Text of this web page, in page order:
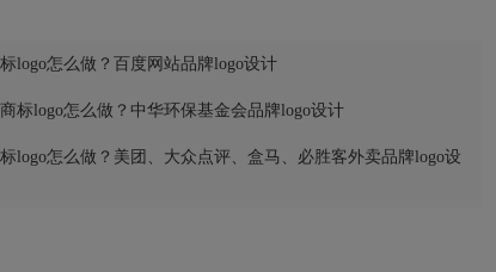
logo怎么做？百度网站品牌logo设计
标logo怎么做？中华环保基金会品牌logo设计
logo怎么做？美团、大众点评、盒马、必胜客外卖品牌logo设